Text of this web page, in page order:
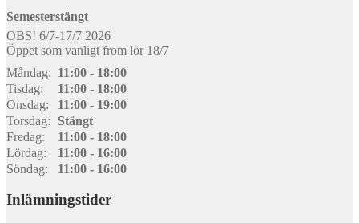
Semesterstängt
OBS! 6/7-17/7 2026
Öppet som vanligt from lör 18/7
Måndag: 11:00 - 18:00
Tisdag:
11:00 - 18:00
Onsdag:
11:00 - 19:00
Torsdag:
Stängt
Fredag:
11:00 - 18:00
Lördag:
11:00 - 16:00
Söndag:
11:00 - 16:00
Inlämningstider